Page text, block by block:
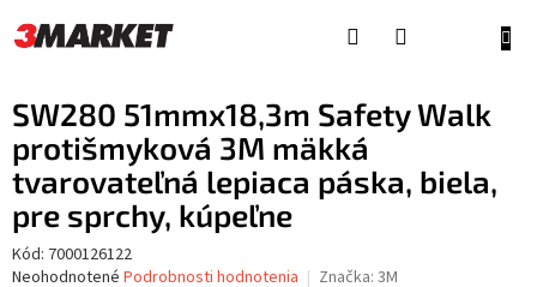
na
obsah
SW280 51mmx18,3m Safety Walk
protišmyková 3M mäkká
tvarovateľná lepiaca páska, biela,
pre sprchy, kúpeľne
Kód: 7000126122
Priemerné
Neohodnotené Podrobnosti hodnotenia Značka: 3M